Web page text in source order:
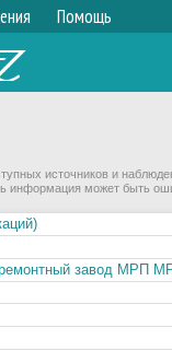
Помощь
источников и
информация может быть
завод МРП